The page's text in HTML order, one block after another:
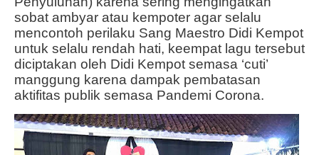
sobat ambyar atau kempoter agar selalu
mencontoh perilaku Sang Maestro Didi Kempot
untuk selalu rendah hati, keempat lagu tersebut
diciptakan oleh Didi Kempot semasa ‘cuti’
manggung karena dampak pembatasan
aktifitas publik semasa Pandemi Corona.